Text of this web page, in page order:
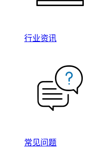
行业资讯
常见问题